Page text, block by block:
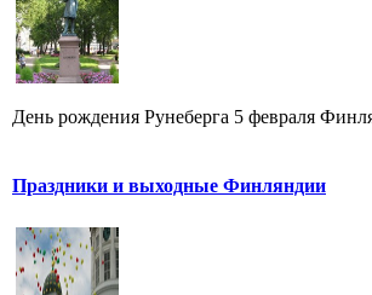
День рождения Рунеберга 5 февраля
Праздники и выходные Финляндии